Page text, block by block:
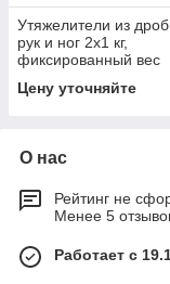
Утяжелители из
рук и ног 2х1 кг,
фиксированный вес
Цену уточняйте
О нас
Рейтинг не
Менее 5
Работает с